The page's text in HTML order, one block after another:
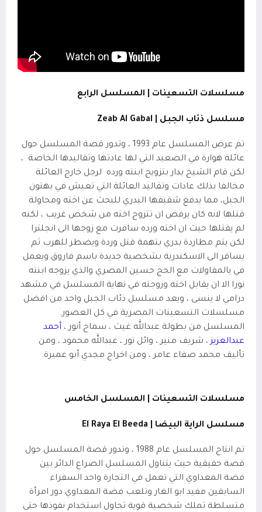
مسلسلات التسعينات | المسلسل الرابع
مسلسل ذئاب الجبل | Zeab Al Gabal
تم عرض المسلسل عام 1993 ، وتدور قصة المسلسل حول
عائلة هوارة في الصعيد التي لها عادتها وتقاليدها الخاصة
،
لكن قام الشيخ بدار بتزويج ابنته ورده
لرجل خارج العائلة
مخالفا بذلك عادات وتقاليد العائلة التي تعيش في بهتون
الجبل، مما يدفع شقيقها البدري للبحث عن اخته ومحاولة
قتلها لانه كان يرفض ان تتزوج اخته من شخص غريب ، لكنه
لم يقتلها حيث ان اخته ورده سافرت مع زوجها الى انجلترا
لكن يتم مطاردة بدري بتهمة قتل وردة ويضطر للهرب ثم
يسافر الى الاسكندرية بشخصية جديدة باسم فاروق ويعمل
في يالمقاولات مع الحج حسين المصري والذي يزوجه ابنته
نورا الا ان يقابل اخته وزوجته في نهاية المسلسل في مشهد
درامي لا ينسى ، ويعد مسلسل ذئاب الجبل واحد من افضل
مسلسلات التسعينات المصرية في كل العصور.
المسلسل من بطولة عبدالله غيث ، سماح أنور ، أحمد
عبدالعزيز، شريف منير ، وائل نور ، عبدالله محمود ، ومن
تأليف محمد صفاء عامر ، ومن اخراج مجدي أبو عميرة.
مسلسلات التسعينات | المسلسل الخامس
مسلسل الراية البيضا | El Raya El Beeda
تم انتاج المسلسل عام 1988 ، وتدور قصة المسلسل حول
قصة حقيقية حيث يتناول المسلسل الصراع الدائر بين
فضة المعداوي التي تعمل في التجارة واحد السفراء
السابقين مفيد ابو الغار وتلعب فضة المعداوي دور امرأة
متسلطة تملك شخصية قوية تحاول استخدام نفوذها حتى